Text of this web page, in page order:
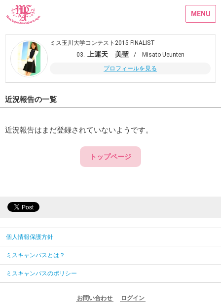
MENU
ミス玉川大学コンテスト2015 FINALIST
03.
上運天 美聖
/ Misato Ueunten
プロフィールを見る
近況報告の一覧
近況報告はまだ登録されていないようです。
トップページ
個人情報保護方針
ミスキャンパスとは？
ミスキャンパスのポリシー
お問い合わせ ログイン